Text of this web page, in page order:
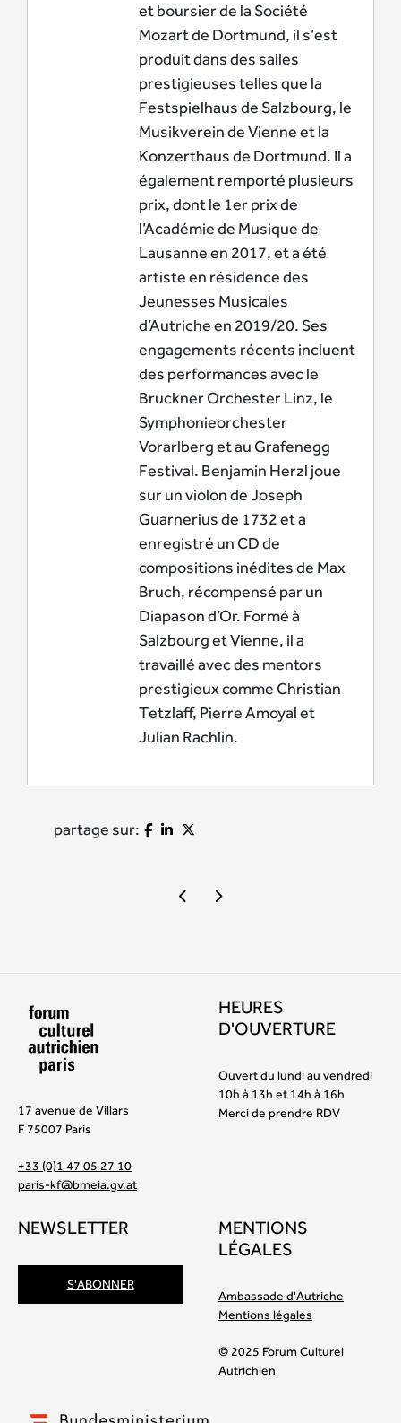
et boursier de la Société
Mozart de Dortmund, il s’est
produit dans des salles
prestigieuses telles que la
Festspielhaus de Salzbourg, le
Musikverein de Vienne et la
Konzerthaus de Dortmund. Il a
également remporté plusieurs
prix, dont le 1er prix de
l’Académie de Musique de
Lausanne en 2017, et a été
artiste en résidence des
Jeunesses Musicales
d’Autriche en 2019/20. Ses
engagements récents incluent
des performances avec le
Bruckner Orchester Linz, le
Symphonieorchester
Vorarlberg et au Grafenegg
Festival. Benjamin Herzl joue
sur un violon de Joseph
Guarnerius de 1732 et a
enregistré un CD de
compositions inédites de Max
Bruch, récompensé par un
Diapason d’Or. Formé à
Salzbourg et Vienne, il a
travaillé avec des mentors
prestigieux comme Christian
Tetzlaff, Pierre Amoyal et
Julian Rachlin.
partage sur:
17 avenue de Villars
F 75007 Paris
+33 (0)1 47 05 27 10
paris-kf@bmeia.gv.at
HEURES
D'OUVERTURE
Ouvert du lundi au vendredi
10h à 13h et 14h à 16h
Merci de prendre RDV
NEWSLETTER
S'ABONNER
MENTIONS
LÉGALES
Ambassade d'Autriche
Mentions légales
© 2025 Forum Culturel
Autrichien